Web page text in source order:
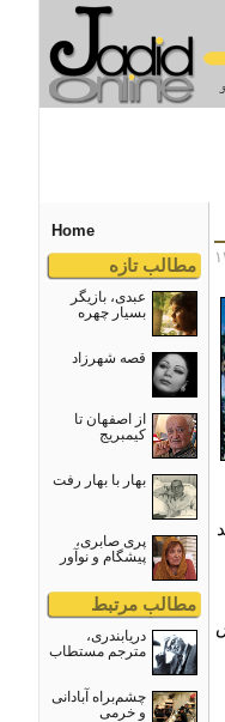
Home
مطالب تازه
عبدی، بازیگر
بسیار چهره
قصه شهرزاد
از اصفهان تا
کیمبریج
بهار با بهار رفت
پری صابری،
پیشگام و نوآور
مطالب مرتبط
دریابندری،
مترجم مستطاب
چشم‌براه آبادانی
و خرمی